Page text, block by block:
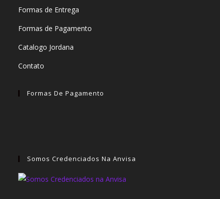
Formas de Entrega
Formas de Pagamento
Catalogo Jordana
Contato
Formas De Pagamento
Somos Credenciados Na Anvisa